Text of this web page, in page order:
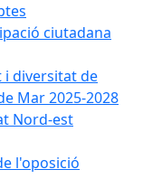
ciutadana
i diversitat de
Mar 2025-2028
Nord-est
l'oposició